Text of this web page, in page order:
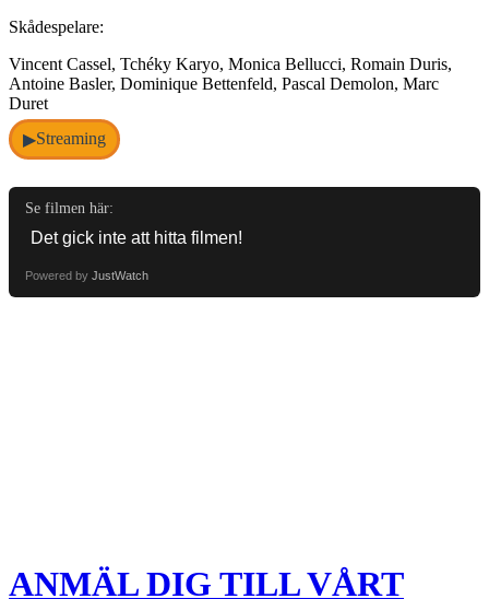
Skådespelare:
Vincent Cassel, Tchéky Karyo, Monica Bellucci, Romain Duris,
Antoine Basler, Dominique Bettenfeld, Pascal Demolon, Marc
Duret
▶Streaming
Se filmen här:
Powered by JustWatch
ANMÄL DIG TILL VÅRT